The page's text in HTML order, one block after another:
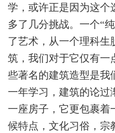
学，或许正是因为这个
多了几分挑战。一个“
了艺术，从一个理科生
筑，我们对于它仅有一
些著名的建筑造型是我
一年学习，建筑的论过
一座房子，它更包裹着
候特点，文化习俗，宗